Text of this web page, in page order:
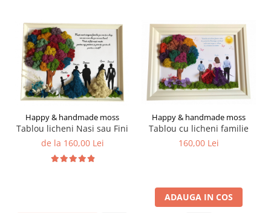
Happy & handmade moss
Tablou licheni Nasi sau Fini
de la 160,00 Lei
Happy & handmade moss
Tablou cu licheni familie
160,00 Lei
ADAUGA IN COS